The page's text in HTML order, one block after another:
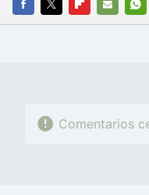
FACEBOOK
TWITTERFLIPBOARD
E-
Comentarios